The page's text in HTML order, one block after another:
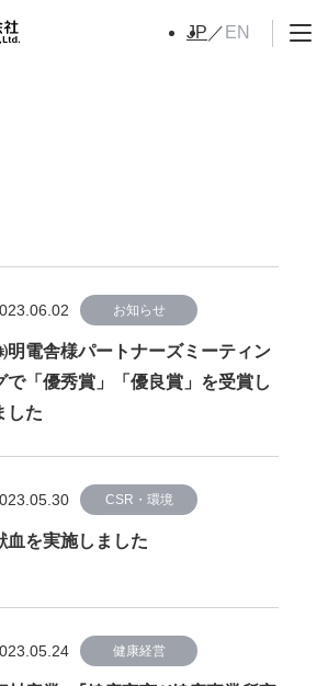
JP EN
お知らせ
明電舎様パートナーズミーティン
で「優秀賞」「優良賞」を受賞し
した
CSR・環境
血を実施しました
健康経営